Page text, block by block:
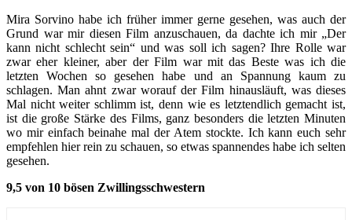
Mira Sorvino habe ich früher immer gerne gesehen, was auch der
Grund war mir diesen Film anzuschauen, da dachte ich mir „Der
kann nicht schlecht sein“ und was soll ich sagen? Ihre Rolle war
zwar eher kleiner, aber der Film war mit das Beste was ich die
letzten Wochen so gesehen habe und an Spannung kaum zu
schlagen. Man ahnt zwar worauf der Film hinausläuft, was dieses
Mal nicht weiter schlimm ist, denn wie es letztendlich gemacht ist,
ist die große Stärke des Films, ganz besonders die letzten Minuten
wo mir einfach beinahe mal der Atem stockte. Ich kann euch sehr
empfehlen hier rein zu schauen, so etwas spannendes habe ich selten
gesehen.
9,5 von 10 bösen Zwillingsschwestern